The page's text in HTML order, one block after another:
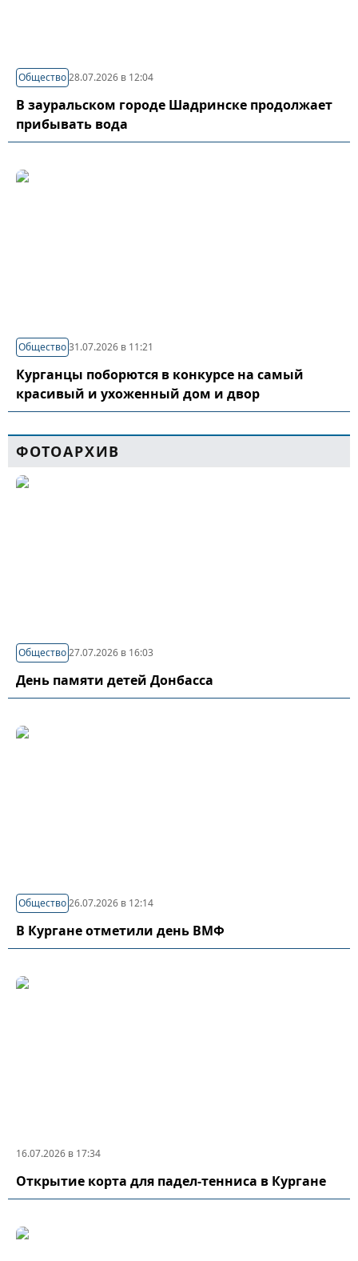
Общество28.07.2026 в 12:04
В зауральском городе Шадринске продолжает
прибывать вода
Общество31.07.2026 в 11:21
Курганцы поборются в конкурсе на самый
красивый и ухоженный дом и двор
ФОТОАРХИВ
Общество27.07.2026 в 16:03
День памяти детей Донбасса
Общество26.07.2026 в 12:14
В Кургане отметили день ВМФ
16.07.2026 в 17:34
Открытие корта для падел-тенниса в Кургане